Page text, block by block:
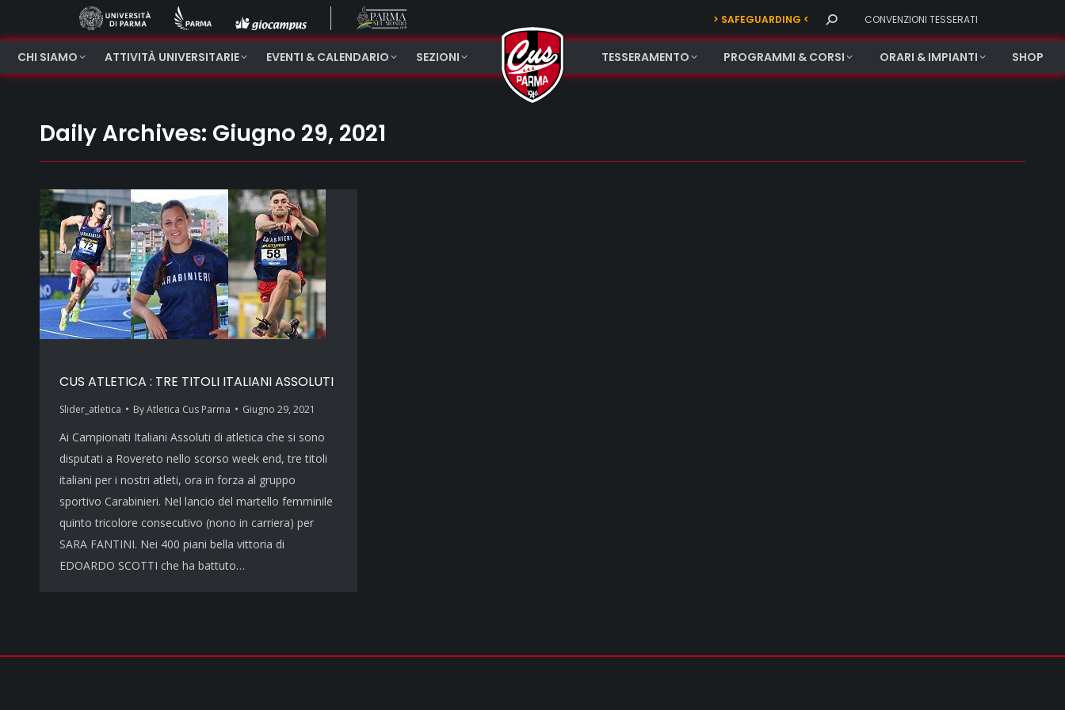
> SAFEGUARDING < Search: CONVENZIONI TESSERATI
CHI SIAMO ATTIVITÀ UNIVERSITARIE EVENTI & CALENDARIO SEZIONI TESSERAMENTO PROGRAMMI & CORSI ORARI & IMPIANTI SHOP
Daily Archives: Giugno 29, 2021
CUS ATLETICA : TRE TITOLI ITALIANI ASSOLUTI
Slider_atletica ByAtletica Cus Parma Giugno 29, 2021
Ai Campionati Italiani Assoluti di atletica che si sono
disputati a Rovereto nello scorso week end, tre titoli
italiani per i nostri atleti, ora in forza al gruppo
sportivo Carabinieri. Nel lancio del martello femminile
quinto tricolore consecutivo (nono in carriera) per
SARA FANTINI. Nei 400 piani bella vittoria di
EDOARDO SCOTTI che ha battuto…